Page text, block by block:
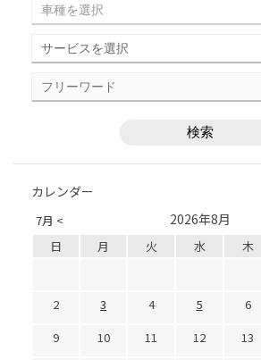
カレンダー
7月 < 2026年8月
日 月 火 水 木
2
3 4 5 6
9
10 11 12 13